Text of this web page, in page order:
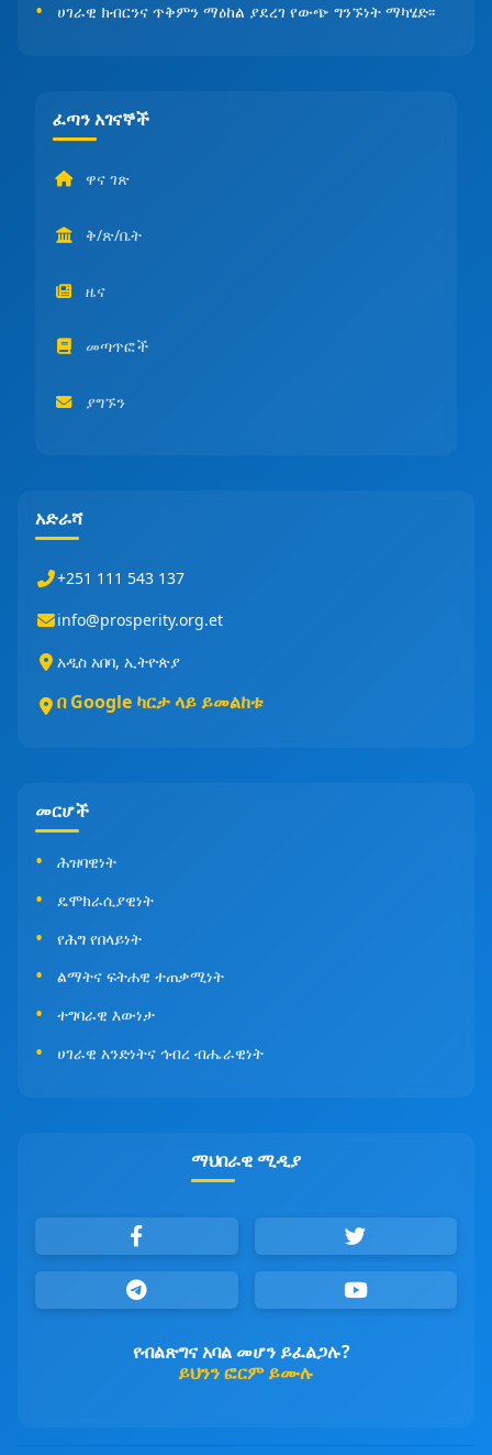
ሀገራዊ ክብርንና ጥቅምን ማዕከል ያደረገ የውጭ ግንኙነት ማካሄድ፡፡
ፈጣን አገናኞች
ዋና ገጽ
ቅ/ጽ/ቤት
ዜና
መጣጥፎች
ያግኙን
አድራሻ
+251 111 543 137
info@prosperity.org.et
አዲስ አበባ, ኢትዮጵያ
በ Google ካርታ ላይ ይመልከቱ
መርሆች
ሕዝባዊነት
ዴሞክራሲያዊነት
የሕግ የበላይነት
ልማትና ፍትሐዊ ተጠቃሚነት
ተግባራዊ እውነታ
ሀገራዊ አንድነትና ኅብረ ብሔራዊነት
ማህበራዊ ሚዲያ
የብልጽግና አባል መሆን ይፈልጋሉ?
ይህንን ፎርም ይሙሉ